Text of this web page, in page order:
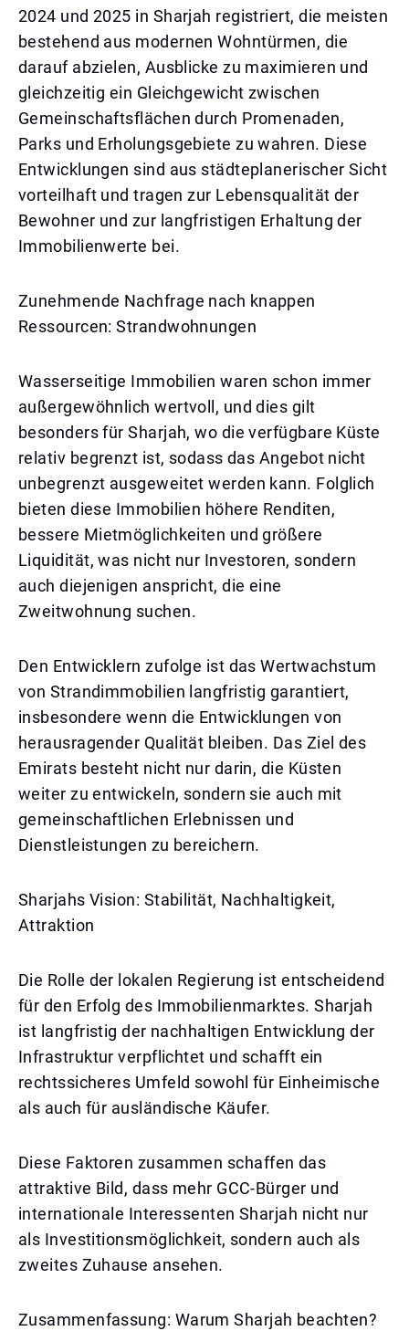
2024 und 2025 in Sharjah registriert, die meisten
bestehend aus modernen Wohntürmen, die
darauf abzielen, Ausblicke zu maximieren und
gleichzeitig ein Gleichgewicht zwischen
Gemeinschaftsflächen durch Promenaden,
Parks und Erholungsgebiete zu wahren. Diese
Entwicklungen sind aus städteplanerischer Sicht
vorteilhaft und tragen zur Lebensqualität der
Bewohner und zur langfristigen Erhaltung der
Immobilienwerte bei.
Zunehmende Nachfrage nach knappen
Ressourcen: Strandwohnungen
Wasserseitige Immobilien waren schon immer
außergewöhnlich wertvoll, und dies gilt
besonders für Sharjah, wo die verfügbare Küste
relativ begrenzt ist, sodass das Angebot nicht
unbegrenzt ausgeweitet werden kann. Folglich
bieten diese Immobilien höhere Renditen,
bessere Mietmöglichkeiten und größere
Liquidität, was nicht nur Investoren, sondern
auch diejenigen anspricht, die eine
Zweitwohnung suchen.
Den Entwicklern zufolge ist das Wertwachstum
von Strandimmobilien langfristig garantiert,
insbesondere wenn die Entwicklungen von
herausragender Qualität bleiben. Das Ziel des
Emirats besteht nicht nur darin, die Küsten
weiter zu entwickeln, sondern sie auch mit
gemeinschaftlichen Erlebnissen und
Dienstleistungen zu bereichern.
Sharjahs Vision: Stabilität, Nachhaltigkeit,
Attraktion
Die Rolle der lokalen Regierung ist entscheidend
für den Erfolg des Immobilienmarktes. Sharjah
ist langfristig der nachhaltigen Entwicklung der
Infrastruktur verpflichtet und schafft ein
rechtssicheres Umfeld sowohl für Einheimische
als auch für ausländische Käufer.
Diese Faktoren zusammen schaffen das
attraktive Bild, dass mehr GCC-Bürger und
internationale Interessenten Sharjah nicht nur
als Investitionsmöglichkeit, sondern auch als
zweites Zuhause ansehen.
Zusammenfassung: Warum Sharjah beachten?